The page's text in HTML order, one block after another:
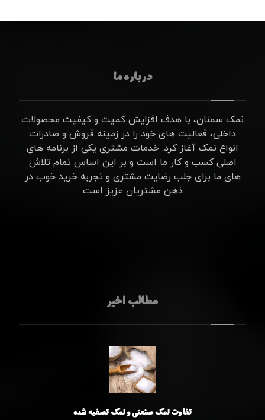
درباره ما
نمک سمنان، با هدف افزایش کمیت و کیفیت محصولات
داخلی، فعالیت های خود را در زمینه فروش و صادرات
انواع نمک آغاز کرد. خدمات مشتری یکی از برنامه های
اصلی کسب و کار ما است و بر این اساس تمام تلاش
های ما برای جلب رضایت مشتری و تجربه خرید خوب در
ذهن مشتریان عزیز است
مطالب اخیر
تفاوت نمک صنعتی و نمک تصفیه شده